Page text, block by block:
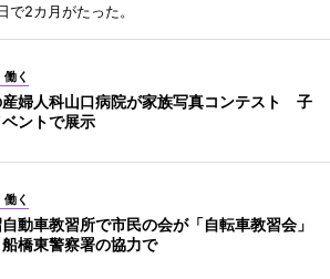
で2カ月がたった。
く
婦人科山口病院が家族写真コンテスト 子
ントで展示
く
動車教習所で市民の会が「自転車教習会」
橋東警察署の協力で